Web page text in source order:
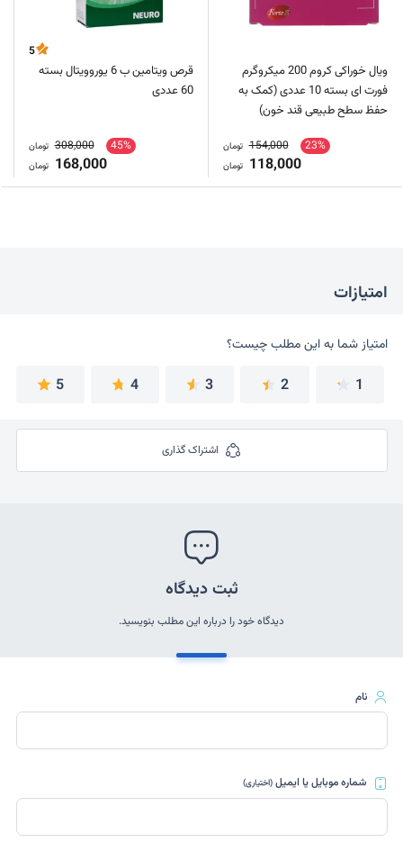
ویال خوراکی کروم 200 میکروگرم
فورت ای بسته 10 عددی (کمک به
حفظ سطح طبیعی قند خون)
23%
154,000 تومان
118,000 تومان
5
قرص ویتامین ب 6 یوروویتال بسته
60 عددی
45%
308,000 تومان
168,000 تومان
امتیازات
امتیاز شما به این مطلب چیست؟
امتیاز شما به این مطلب چیست؟
1
2
3
4
5
اشتراک گذاری
ثبت دیدگاه
دیدگاه خود را درباره این مطلب بنویسید.
نام
شماره موبایل یا ایمیل(اختیاری)